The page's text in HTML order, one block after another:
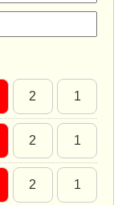
2 1
2 1
2 1